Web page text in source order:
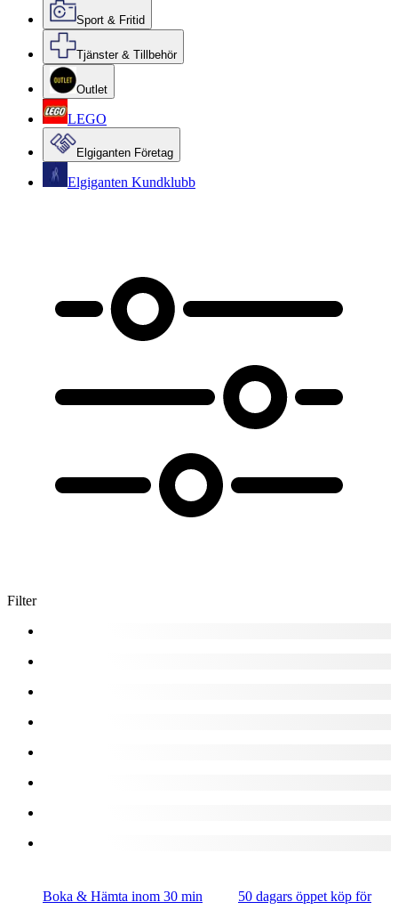
Sport & Fritid
Tjänster & Tillbehör
Outlet
LEGO
Elgiganten Företag
Elgiganten Kundklubb
Filter
Boka & Hämta inom 30 min 50 dagars öppet köp för